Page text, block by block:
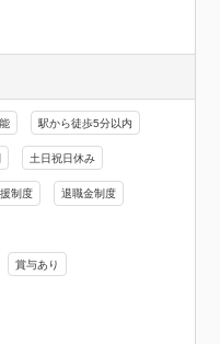
駅から徒歩5分以内
土日祝日休み
制度 退職金制度
賞与あり